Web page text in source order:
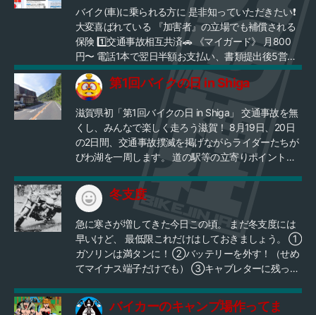
内風穴（かわちのかざあな）・関ケ原鍾乳洞 スケジ
ュール：9:30／集合 9:40／出発
10:15／河内風穴・散策 11:15／河内風穴・出発 11:45
／定食屋「コウゲ」（彦根市城町）・昼食 13:00／
「コウゲ」・出発 13:45／関ケ原鍾乳洞・散策 14:45
／関ケ原鍾乳洞・出発 15:10／セブンイレブン米原イ
ンター店・解散 ??:??／「道の駅竜王かがみの里」へ
向かいながら、適時解散 走行距離 ：約80km
走行時間 ：約2時間 備 考 ：河内風穴入場料
500円＋駐車500円。関ケ原鍾乳洞入場料700円駐車
無料。 洞内は約15℃と冷えますので、薄い上着持参
推奨。 洞内を歩きますので必要な方はライディング
シューズとは別でスニーカーなども準備しておくこ
とをお勧めします。（岩がむき出しの斜面を歩きま
す）
ば保冷剤、氷、濡れたタオルなどで脇の下や太もも
のつけねを冷やしてください。 またふらつく、意識
が低下する、頭痛や吐き気などの熱中症の症状が出
ているときには、すみやかに首や脇の下などの太い
血管を冷やして体温を下げることが重要です。 一
方、症状が出る前に効率よく体を冷やす方法として
注目されているのが「手のひら冷却」です。 暑い日
が続きますが、熱中症には気を付けて外出してくだ
さい 以上
バイク(車)に乗られる方に 是非知っていただきたい❗️
大変喜ばれている 『加害者』の立場でも補償される
保険 1️⃣交通事故相互共済🚗 《マイガード》 月800
円〜 電話1本で翌日半額お支払い、書類提出後5営業
日以内に残り半額お支払い 死亡補償49歳までなら
600万 ❇️電話1本で翌日半額お支払い、書類提出後5
営業日以内に残り半額お支払い ❇️使い道自由！ 証
明、規制はなし (例)被害者の葬儀代 当面の生活
費等 死亡事故を起こしたら… ①最高一人100万円の
罰金 (刑罰のため分割不可) ※財産や、給料を差し押さ
え ②刑務所で労役 のどちらかで科せられます。
https://minemobile.co.jp/membersupport/pdf/movie/
myguard-leaf.pdf 2️⃣車両補償共済 《安全運TEN》 月
1000💴〜 ※加入している保険を等級が下がってまで
は使いたくない場合の保険 ※バイク保険は高くて入れ
ない ※一般の車両保険ではカバーしきれない様々な事
故による少額の車両修理代金を最大10万円まで補償
バイクに乗られている方、 車屋さん、バイク屋さ
ん、運送業の方、 タクシー運転手、経営者の皆様、
損害保険の営業マン、生保の営業マンの方々に大変
喜ばれています。
第1回バイクの日 in Shiga
滋賀県初「第1回バイクの日 in Shiga」 交通事故を無
くし、みんなで楽しく走ろう滋賀！ 8月19日、20日
の2日間、交通事故撲滅を掲げながらライダーたちが
びわ湖を一周します。 道の駅等の立寄りポイントで
を行います。 パレード本隊を見つけたら合流してみ
んなで楽しく滋賀を走ろう！ 交通安全啓発ポイント
から次のポイントまででも、パレードの途中からで
も、どこから合流して、どこで離脱してもＯＫで
す。 みんなで楽しく、みんなで安全にパレードしよ
う！
冬支度
急に寒さが増してきた今日この頃。 まだ冬支度には
早いけど、 最低限これだけはしておきましょう。 ①
ガソリンは満タンに！ ②バッテリーを外す！（せめ
てマイナス端子だけでも） ③キャブレターに残った
～。
バイカーのキャンプ場作ってま